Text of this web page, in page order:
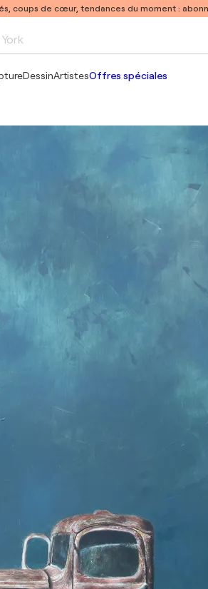
coups de cœur, tendances du moment :
Picasso
DessinArtistesOffres spéciales